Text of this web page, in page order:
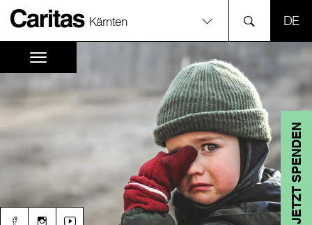
Kärnten
JETZT SPENDEN